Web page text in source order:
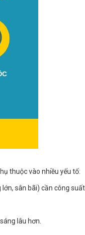
thuộc vào nhiều yếu tố:
sân bãi) cần công suất
lâu hơn.